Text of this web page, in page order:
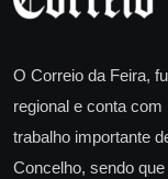
O Correio da Feira,
regional e conta
trabalho importante
Concelho, sendo